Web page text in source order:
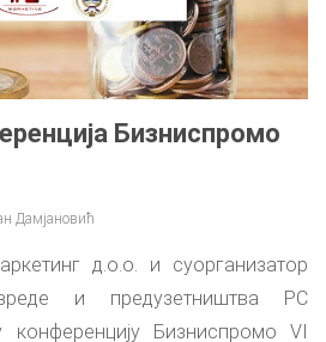
Бизниспромо
Дамјановић
д.о.о. и суорганизатор
и предузетништва РС
конференцију Бизниспромо VI